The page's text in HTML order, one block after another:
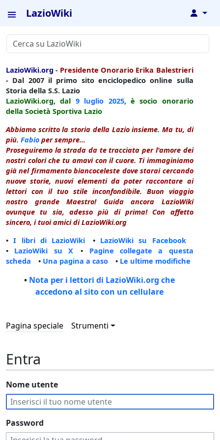
LazioWiki ↓
LazioWiki.org - Presidente Onorario Erika Balestrieri
- Dal 2007 il primo sito enciclopedico online sulla
Storia della S.S. Lazio
LazioWiki.org, dal 9 luglio 2025, è socio onorario
della Società Sportiva Lazio
Abbiamo scritto la storia della Lazio insieme. Ma tu, di
più. Fabio per sempre...
Proseguiremo la strada da te tracciata per l'amore dei
nostri colori che tu amavi con il cuore. Ti immaginiamo
già nel firmamento biancoceleste dove starai cercando
nuove storie, nuovi elementi da poter raccontare ai
lettori con il tuo stile inconfondibile. Buon viaggio
nostro grande Maestro! Guida ancora LazioWiki
ovunque tu sia, adesso più di prima! Con affetto
sincero, i tuoi amici di LazioWiki.org
•I libri di LazioWiki • LazioWiki su Facebook
• LazioWiki su X • Pagine collegate a questa
scheda • Una pagina a caso • Le ultime modifiche
• Nota per i lettori di LazioWiki.org che
accedono al sito con un cellulare
Pagina speciale Strumenti
Entra
Nome utente
Password